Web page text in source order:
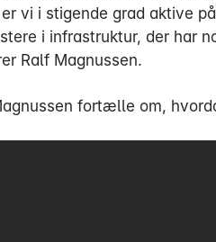
vi i stigende grad aktive
i infrastruktur, der har
Ralf Magnussen.
fortælle om,